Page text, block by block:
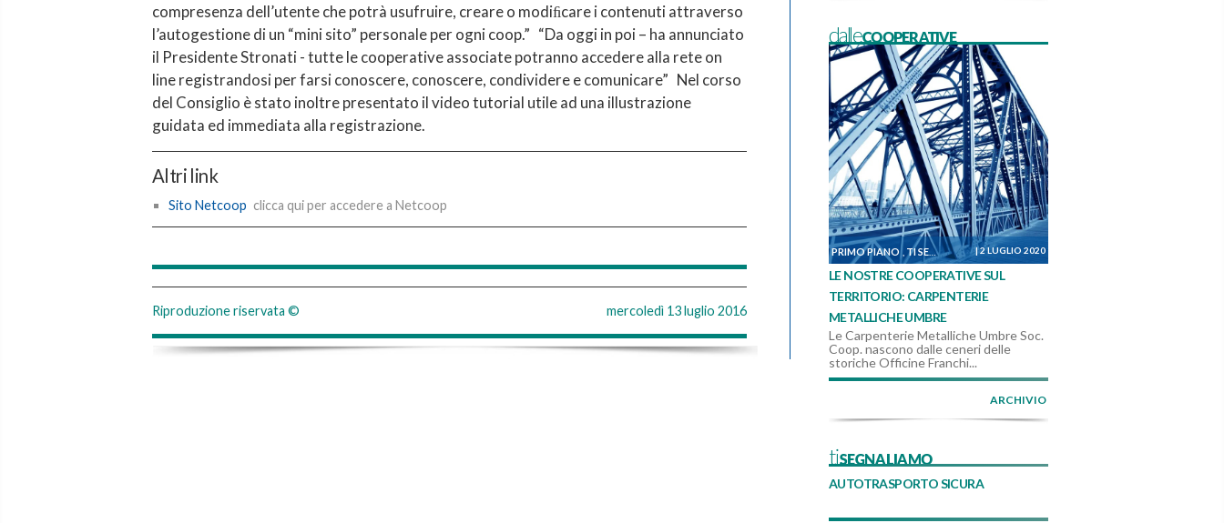
compresenza dell’utente che potrà usufruire, creare o modiﬁcare i contenuti attraverso
l’autogestione di un “mini sito” personale per ogni coop.” “Da oggi in poi – ha annunciato
il Presidente Stronati - tutte le cooperative associate potranno accedere alla rete on
line registrandosi per farsi conoscere, conoscere, condividere e comunicare” Nel corso
del Consiglio è stato inoltre presentato il video tutorial utile ad una illustrazione
guidata ed immediata alla registrazione.
Altri link
Sito Netcoop clicca qui per accedere a Netcoop
Riproduzione riservata © mercoledì 13 luglio 2016
dalleCOOPERATIVE
PRIMO PIANO TI SEGNALIAMO ,DALLE COOPERATIVE
|2 LUGLIO 2020
LE NOSTRE COOPERATIVE SUL
TERRITORIO: CARPENTERIE
METALLICHE UMBRE
Le Carpenterie Metalliche Umbre Soc.
Coop. nascono dalle ceneri delle
storiche Officine Franchi...
ARCHIVIO
tiSEGNALIAMO
AUTOTRASPORTO SICURA